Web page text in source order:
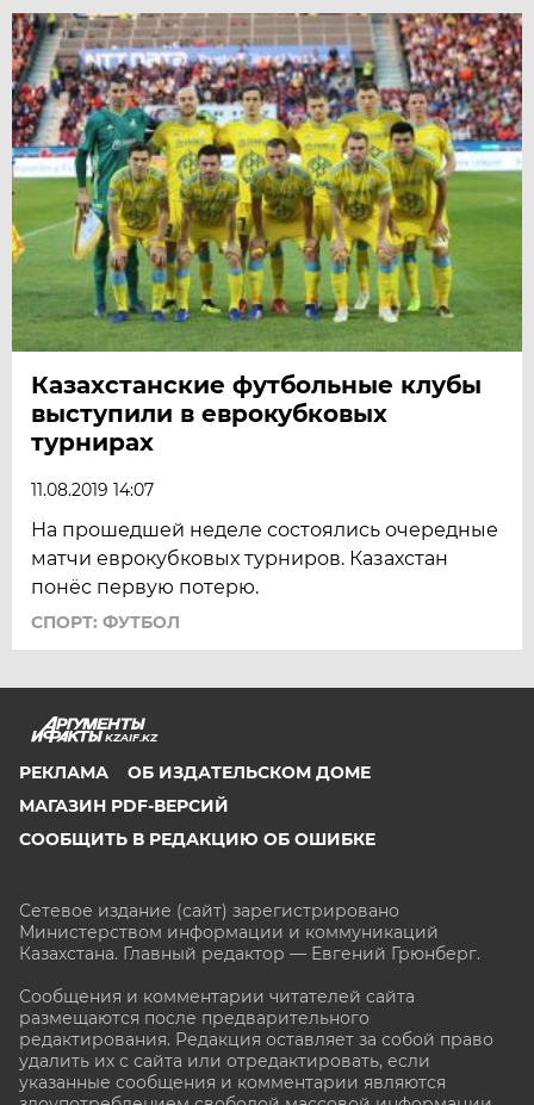
Казахстанские футбольные клубы
выступили в еврокубковых
турнирах
11.08.2019 14:07
На прошедшей неделе состоялись очередные
матчи еврокубковых турниров. Казахстан
понёс первую потерю.
СПОРТ: ФУТБОЛ
KZAIF.KZ
РЕКЛАМА
ОБ ИЗДАТЕЛЬСКОМ ДОМЕ
МАГАЗИН PDF-ВЕРСИЙ
СООБЩИТЬ В РЕДАКЦИЮ ОБ ОШИБКЕ
Сетевое издание (сайт) зарегистрировано
Министерством информации и коммуникаций
Казахстана. Главный редактор — Евгений Грюнберг.
Сообщения и комментарии читателей сайта
размещаются после предварительного
редактирования. Редакция оставляет за собой право
удалить их с сайта или отредактировать, если
указанные сообщения и комментарии являются